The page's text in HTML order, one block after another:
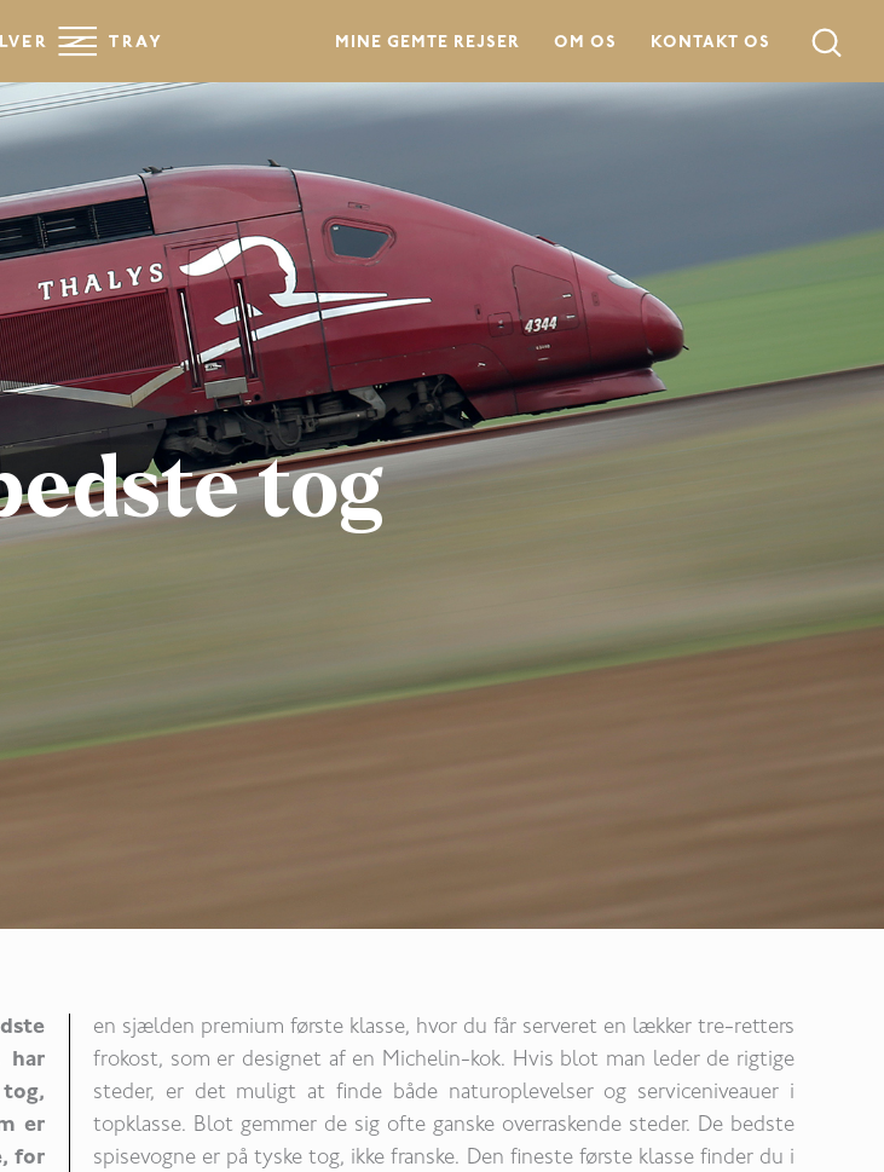
MINE GEMTE REJSER OM OS KONTAKT OS
tog
har
er
for
en sjælden premium første klasse, hvor du får serveret en lækker tre-retters
frokost, som er designet af en Michelin-kok. Hvis blot man leder de rigtige
steder, er det muligt at finde både naturoplevelser og serviceniveauer i
topklasse. Blot gemmer de sig ofte ganske overraskende steder. De bedste
spisevogne er på tyske tog, ikke franske. Den fineste første klasse finder du i